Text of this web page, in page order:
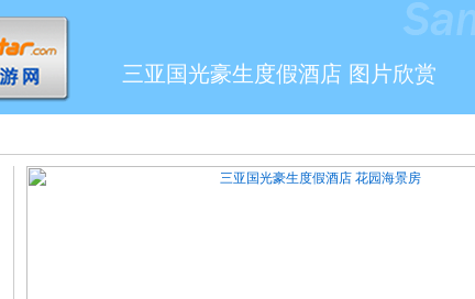
三亚国光豪生度假酒店 图片欣赏